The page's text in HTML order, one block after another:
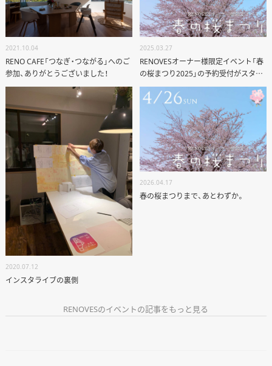
2021.10.04
RENO CAFE「つなぎ・つながる」へのご
参加、ありがとうございました！
2025.03.27
RENOVESオーナー様限定イベント「春
の桜まつり2025」の予約受付がスター
トしました！
2020.07.12
インスタライブの裏側
2026.04.17
春の桜まつりまで、あとわずか。
RENOVESのイベントの記事をもっと見る